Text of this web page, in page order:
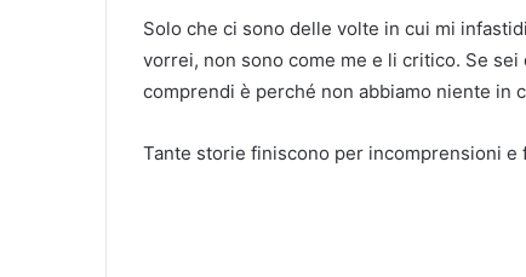
Solo che ci sono delle volte in cui mi
vorrei, non sono come me e li critico. Se
comprendi è perché non abbiamo niente in
Tante storie finiscono per incomprensioni e